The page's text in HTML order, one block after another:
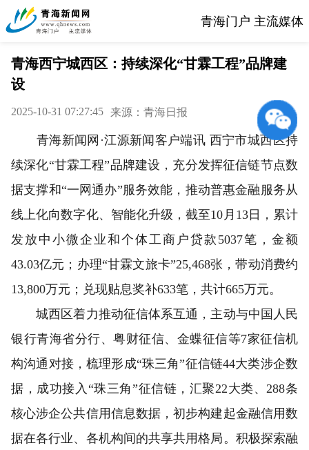
青海门户 主流媒体
青海西宁城西区：持续深化“甘霖工程”品牌建
设
2025-10-31 07:27:45 来源：青海日报
青海新闻网·江源新闻客户端讯 西宁市城西区持
续深化“甘霖工程”品牌建设，充分发挥征信链节点数
据支撑和“一网通办”服务效能，推动普惠金融服务从
线上化向数字化、智能化升级，截至10月13日，累计
发放中小微企业和个体工商户贷款5037笔，金额
43.03亿元；办理“甘霖文旅卡”25,468张，带动消费约
13,800万元；兑现贴息奖补633笔，共计665万元。
城西区着力推动征信体系互通，主动与中国人民
银行青海省分行、粤财征信、金蝶征信等7家征信机
构沟通对接，梳理形成“珠三角”征信链44大类涉企数
据，成功接入“珠三角”征信链，汇聚22大类、288条
核心涉企公共信用信息数据，初步构建起金融信用数
据在各行业、各机构间的共享共用格局。积极探索融